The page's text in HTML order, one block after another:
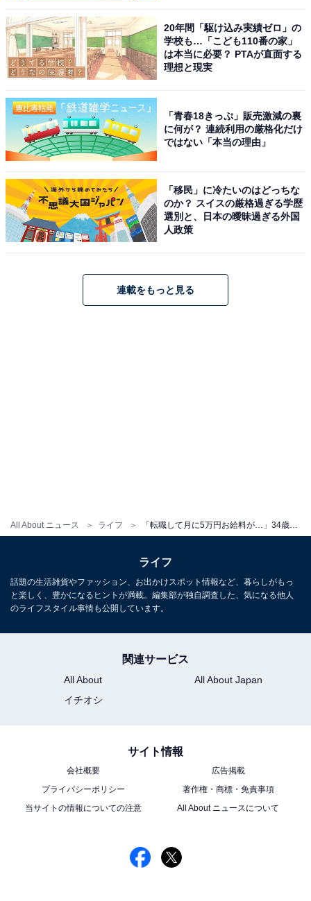
All About ニュース ライフ
20年間「駆け込み実績ゼロ」の
学校も…「こども110番の家」
は本当に必要？ PTAが直面する
理想と現実
「青春18きっぷ」販売激減の裏
に何が？ 連続利用の厳格化だけ
ではない「本当の理由」
「移民」に冷たいのはどっちな
のか？ スイスの厳格過ぎる学歴
選別と、日本の曖昧過ぎる外国
人政策
連載をもっと見る
ライフ
話題の生活雑貨やファッション、お出かけスポット情報など、暮らしがもっ
と楽しく、豊かになるヒントが満載。編集部が独自調査した、気になる他人
のライフスタイル事情も公開しています。
関連サービス
All About
All About Japan
イチオシ
サイト情報
会社概要
広告掲載
プライバシーポリシー
著作権・商標・免責事項
当サイトの情報についての注意
All About ニュースについて